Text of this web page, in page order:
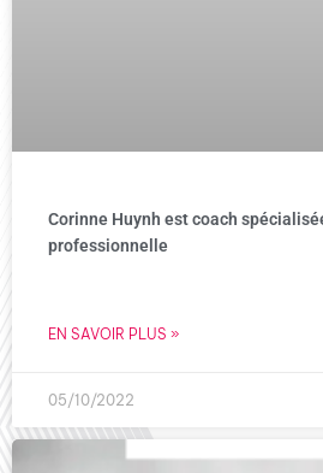
Corinne Huynh est coach
professionnelle
EN SAVOIR PLUS »
05/10/2022